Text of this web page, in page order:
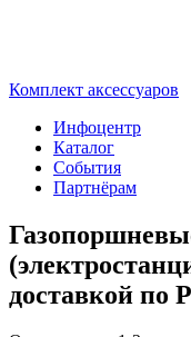
Комплект аксессуаров
Инфоцентр
Каталог
События
Партнёрам
доставкой по